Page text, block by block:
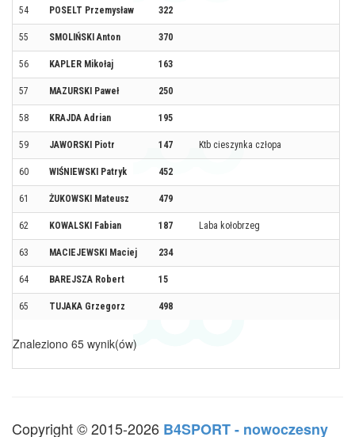
54 POSELT Przemysław 322
55 SMOLIŃSKI Anton 370
56 KAPLER Mikołaj 163
57 MAZURSKI Paweł 250
58 KRAJDA Adrian 195
59 JAWORSKI Piotr 147 Ktb cieszynka człopa
60 WIŚNIEWSKI Patryk 452
61 ŻUKOWSKI Mateusz 479
62 KOWALSKI Fabian 187 Laba kołobrzeg
63 MACIEJEWSKI Maciej 234
64 BAREJSZA Robert 15
65 TUJAKA Grzegorz 498
Znaleziono 65 wynik(ów)
Copyright © 2015-2026 B4SPORT - nowoczesny